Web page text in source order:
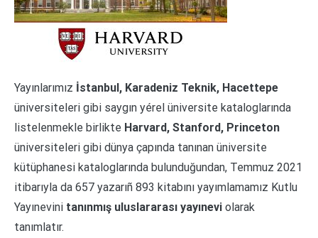
Yayınlarımız İstanbul, Karadeniz Teknik, Hacettepe
üniversiteleri gibi saygın yérel üniversite kataloglarında
listelenmekle birlikte Harvard, Stanford, Princeton
üniversiteleri gibi dünya çapında tanınan üniversite
kütüphanesi kataloglarında bulunduğundan, Temmuz 2021
itibarıyla da 657 yazarıñ 893 kitabını yayımlamamız Kutlu
Yayınevini tanınmış uluslararası yayınevi olarak
tanımlatır.